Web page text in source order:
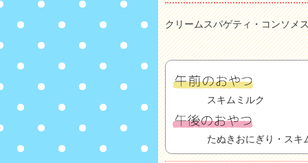
クリームスパゲティ・コンソメ
スキムミルク
たぬきおにぎり・スキ